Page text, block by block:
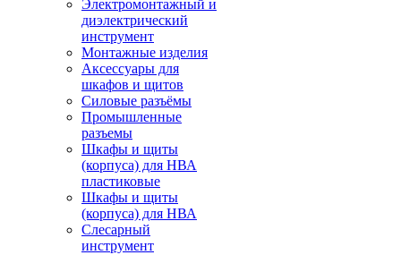
Электромонтажный и
диэлектрический
инструмент
Монтажные изделия
Аксессуары для
шкафов и щитов
Силовые разъёмы
Промышленные
разъемы
Шкафы и щиты
(корпуса) для НВА
пластиковые
Шкафы и щиты
(корпуса) для НВА
Слесарный
инструмент